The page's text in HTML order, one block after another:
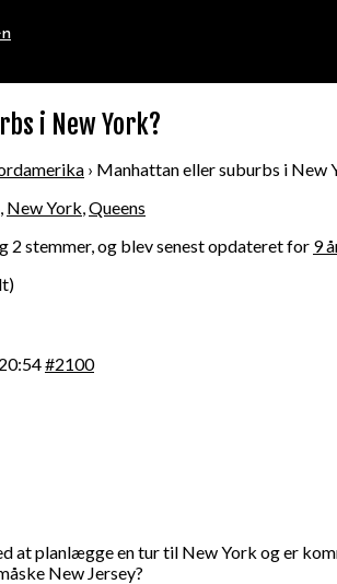
i New York?
› Manhattan eller suburbs i New
, New York,Queens
2 stemmer, og blev senest opdateret for 9
#2100
at planlægge en tur til New York og er
New Jersey?